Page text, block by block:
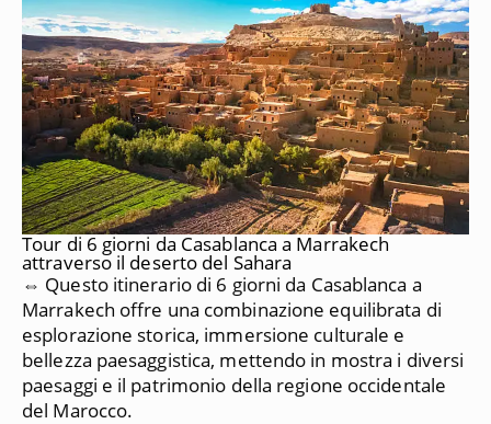
Tour di 6 giorni da Casablanca a Marrakech
attraverso il deserto del Sahara
⇔ Questo itinerario di 6 giorni da Casablanca a
Marrakech offre una combinazione equilibrata di
esplorazione storica, immersione culturale e
bellezza paesaggistica, mettendo in mostra i diversi
paesaggi e il patrimonio della regione occidentale
del Marocco.